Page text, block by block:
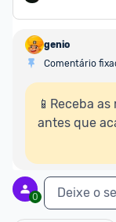
genio
Comentário
📱Receba
antes que
0 Deixe o